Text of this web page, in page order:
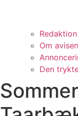
Redaktion
Om avisen
Den